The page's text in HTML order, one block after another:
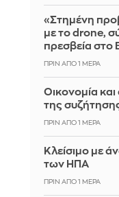
«Στημένη
με το drone,
πρεσβεία στο
ΠΡΙΝ ΑΠΌ 1 ΜΈΡΑ
Οικονομία
της
ΠΡΙΝ ΑΠΌ 1 ΜΈΡΑ
Κλείσιμο με
των ΗΠΑ
ΠΡΙΝ ΑΠΌ 1 ΜΈΡΑ